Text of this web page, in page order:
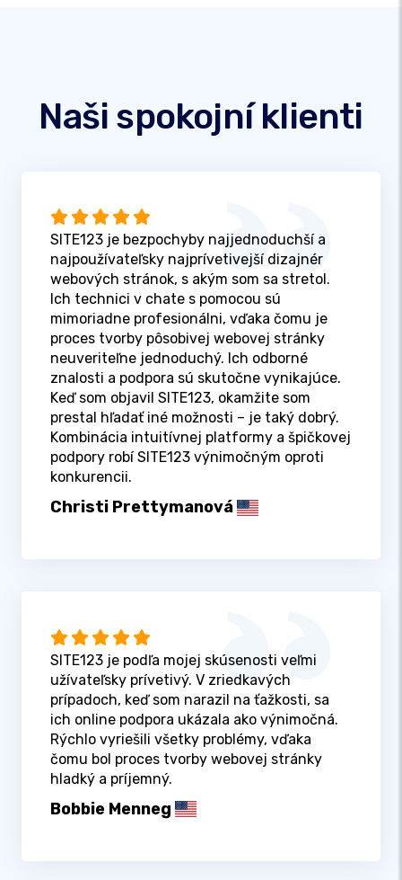
Naši spokojní klienti
SITE123 je bezpochyby najjednoduchší a
najpoužívateľsky najprívetivejší dizajnér
webových stránok, s akým som sa stretol.
Ich technici v chate s pomocou sú
mimoriadne profesionálni, vďaka čomu je
proces tvorby pôsobivej webovej stránky
neuveriteľne jednoduchý. Ich odborné
znalosti a podpora sú skutočne vynikajúce.
Keď som objavil SITE123, okamžite som
prestal hľadať iné možnosti – je taký dobrý.
Kombinácia intuitívnej platformy a špičkovej
podpory robí SITE123 výnimočným oproti
konkurencii.
Christi Prettymanová
SITE123 je podľa mojej skúsenosti veľmi
užívateľsky prívetivý. V zriedkavých
prípadoch, keď som narazil na ťažkosti, sa
ich online podpora ukázala ako výnimočná.
Rýchlo vyriešili všetky problémy, vďaka
čomu bol proces tvorby webovej stránky
hladký a príjemný.
Bobbie Menneg